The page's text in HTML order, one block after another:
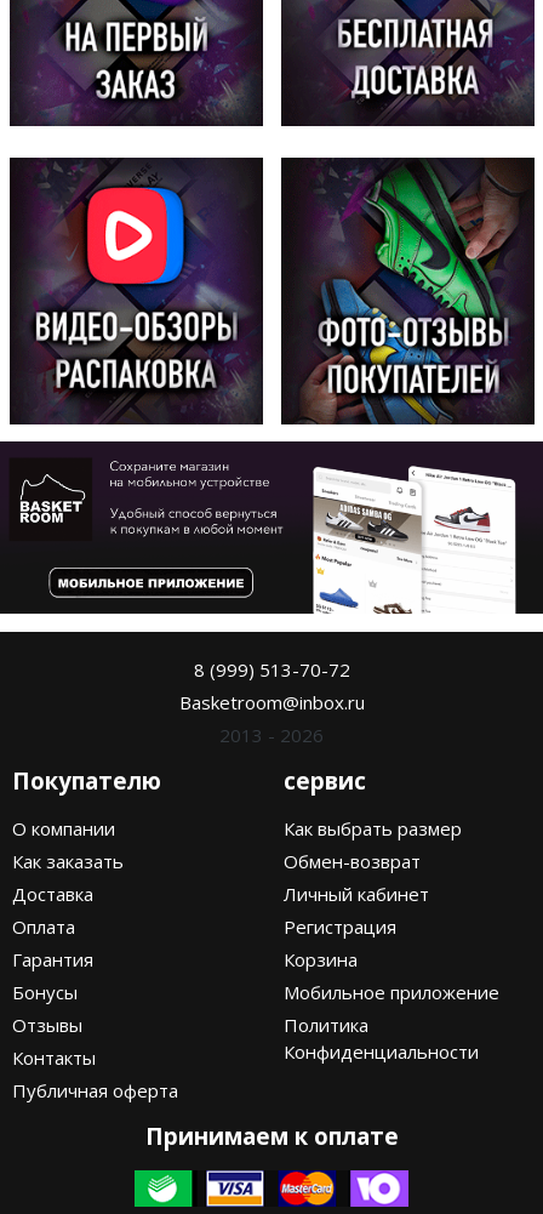
8 (999) 513-70-72
Basketroom@inbox.ru
2013 - 2026
Покупателю
О компании
Как заказать
Доставка
Оплата
Гарантия
Бонусы
Отзывы
Контакты
Публичная оферта
сервис
Как выбрать размер
Обмен-возврат
Личный кабинет
Регистрация
Корзина
Мобильное приложение
Политика
Конфиденциальности
Принимаем к оплате